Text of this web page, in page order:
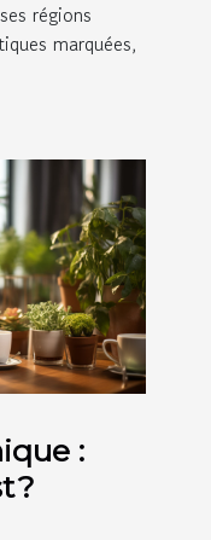
régions
marquées,
:
?